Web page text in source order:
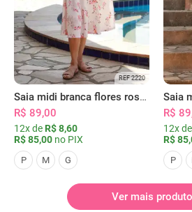
REF 2220
Saia midi branca flores rosas com bolsos
R$ 89,00
12x de R$ 8,60
R$ 85,00 no PIX
P M G
R$
12x de
R$
P
Ver mais